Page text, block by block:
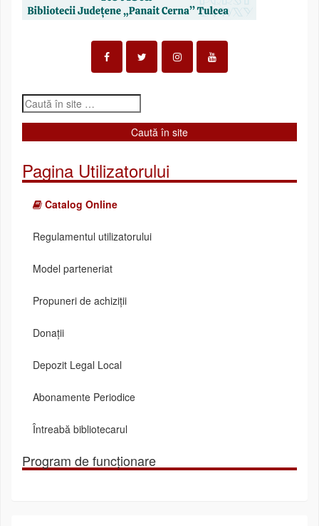
Pagina Utilizatorului
Catalog Online
Regulamentul utilizatorului
Model parteneriat
Propuneri de achiziții
Donații
Depozit Legal Local
Abonamente Periodice
Întreabă bibliotecarul
Program de funcționare